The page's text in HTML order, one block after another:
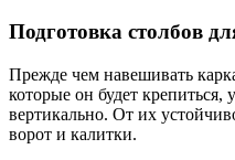
Подготовка столбов
Прежде чем навешивать
которые он будет крепиться,
вертикально. От их
ворот и калитки.